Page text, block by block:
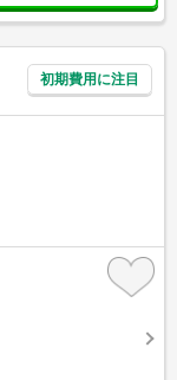
初期費用に注目